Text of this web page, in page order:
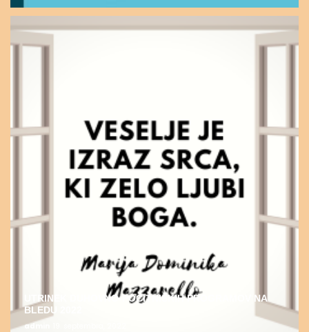
UTRINEK DUHOVNO-POČITNIŠKIH PROGRAMOV NA
BLEDU 2022
admin